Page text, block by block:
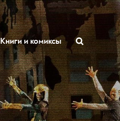
Книги и комиксы